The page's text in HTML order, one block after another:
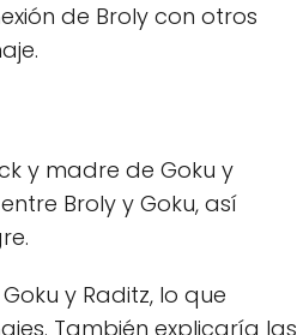
de Broly con otros
y madre de Goku y
Broly y Goku, así
y Raditz, lo que
También explicaría las